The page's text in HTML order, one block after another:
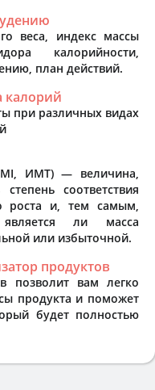
веса, индекс массы
калорийности,
план действий.
калорий
при различных видах
ИМТ) — величина,
соответствия
роста и, тем самым,
ли масса
или избыточной.
продуктов
позволит вам легко
продукта и поможет
будет полностью